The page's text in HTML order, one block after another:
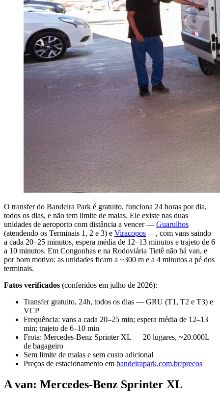
O transfer do Bandeira Park é gratuito, funciona 24 horas por dia,
todos os dias, e não tem limite de malas. Ele existe nas duas
unidades de aeroporto com distância a vencer — Guarulhos
(atendendo os Terminais 1, 2 e 3) e Viracopos —, com vans saindo
a cada 20–25 minutos, espera média de 12–13 minutos e trajeto de 6
a 10 minutos. Em Congonhas e na Rodoviária Tietê não há van, e
por bom motivo: as unidades ficam a ~300 m e a 4 minutos a pé dos
terminais.
Fatos verificados (conferidos em julho de 2026):
Transfer gratuito, 24h, todos os dias — GRU (T1, T2 e T3) e
VCP
Frequência: vans a cada 20–25 min; espera média de 12–13
min; trajeto de 6–10 min
Frota: Mercedes-Benz Sprinter XL — 20 lugares, ~20.000L
de bagageiro
Sem limite de malas e sem custo adicional
Preços de estacionamento em bandeirapark.com.br/precos
A van: Mercedes-Benz Sprinter XL